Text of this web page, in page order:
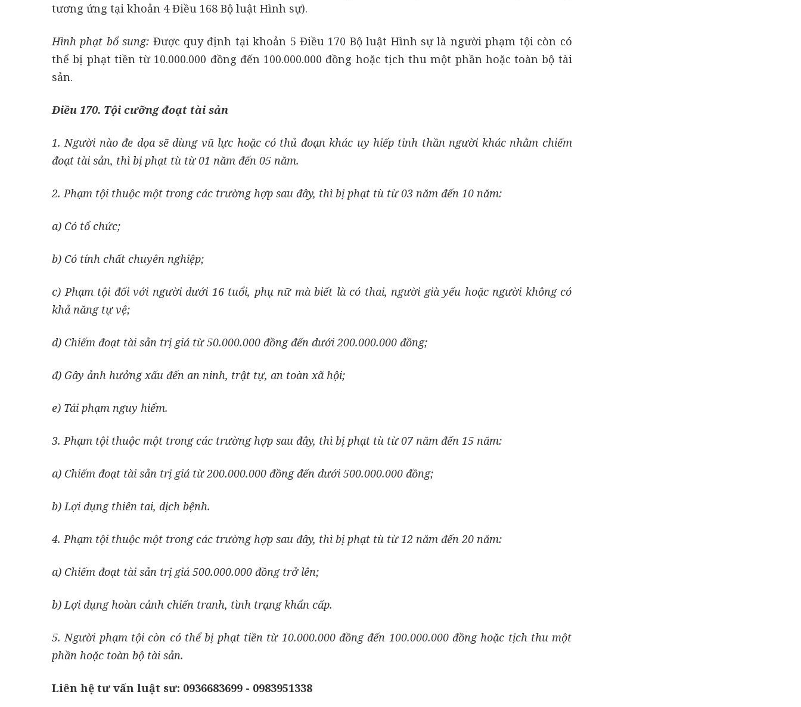
tương ứng tại khoản 4 Điều 168 Bộ luật Hình sự).
Hình phạt bổ sung: Được quy định tại khoản 5 Điều 170 Bộ luật Hình sự là người phạm tội còn có
thể bị phạt tiền từ 10.000.000 đồng đến 100.000.000 đồng hoặc tịch thu một phần hoặc toàn bộ tài
sản.
Điều 170. Tội cưỡng đoạt tài sản
1. Người nào đe dọa sẽ dùng vũ lực hoặc có thủ đoạn khác uy hiếp tinh thần người khác nhằm chiếm
đoạt tài sản, thì bị phạt tù từ 01 năm đến 05 năm.
2. Phạm tội thuộc một trong các trường hợp sau đây, thì bị phạt tù từ 03 năm đến 10 năm:
a) Có tổ chức;
b) Có tính chất chuyên nghiệp;
c) Phạm tội đối với người dưới 16 tuổi, phụ nữ mà biết là có thai, người già yếu hoặc người không có
khả năng tự vệ;
d) Chiếm đoạt tài sản trị giá từ 50.000.000 đồng đến dưới 200.000.000 đồng;
đ) Gây ảnh hưởng xấu đến an ninh, trật tự, an toàn xã hội;
e) Tái phạm nguy hiểm.
3. Phạm tội thuộc một trong các trường hợp sau đây, thì bị phạt tù từ 07 năm đến 15 năm:
a) Chiếm đoạt tài sản trị giá từ 200.000.000 đồng đến dưới 500.000.000 đồng;
b) Lợi dụng thiên tai, dịch bệnh.
4. Phạm tội thuộc một trong các trường hợp sau đây, thì bị phạt tù từ 12 năm đến 20 năm:
a) Chiếm đoạt tài sản trị giá 500.000.000 đồng trở lên;
b) Lợi dụng hoàn cảnh chiến tranh, tình trạng khẩn cấp.
5. Người phạm tội còn có thể bị phạt tiền từ 10.000.000 đồng đến 100.000.000 đồng hoặc tịch thu một
phần hoặc toàn bộ tài sản.
Liên hệ tư vấn luật sư: 0936683699 - 0983951338